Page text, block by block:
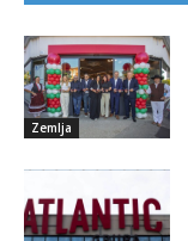
Zemlja